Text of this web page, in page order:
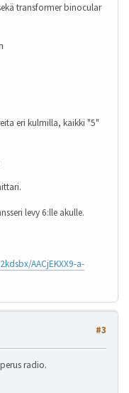
transformer binocular
eri kulmilla, kaikki "5"
levy 6:lle akulle.
AACjEKXX9-a-
#3
radio.